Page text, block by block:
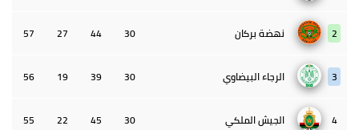
2 نهضة بركان 30
44
27
57
3 الرجاء البيضاوي 30
39
19
56
4 الجيش الملكي 30
45
22
55